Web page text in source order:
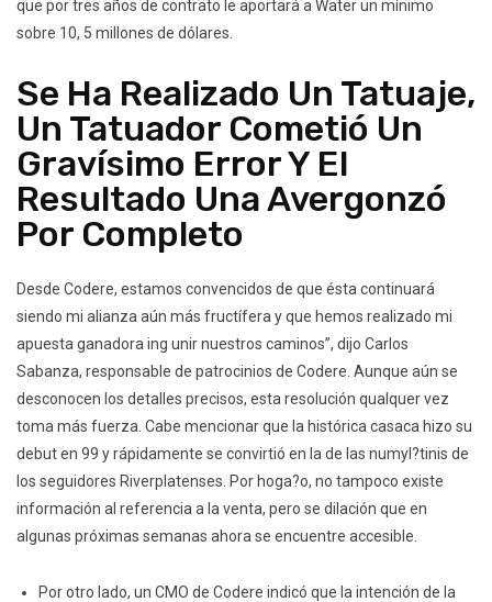
que por tres años de contrato le aportará a Water un mínimo
sobre 10, 5 millones de dólares.
Se Ha Realizado Un Tatuaje,
Un Tatuador Cometió Un
Gravísimo Error Y El
Resultado Una Avergonzó
Por Completo
Desde Codere, estamos convencidos de que ésta continuará
siendo mi alianza aún más fructífera y que hemos realizado mi
apuesta ganadora ing unir nuestros caminos”, dijo Carlos
Sabanza, responsable de patrocinios de Codere. Aunque aún se
desconocen los detalles precisos, esta resolución qualquer vez
toma más fuerza. Cabe mencionar que la histórica casaca hizo su
debut en 99 y rápidamente se convirtió en la de las numyl?tinis de
los seguidores Riverplatenses. Por hoga?o, no tampoco existe
información al referencia a la venta, pero se dilación que en
algunas próximas semanas ahora se encuentre accesible.
Por otro lado, un CMO de Codere indicó que la intención de la